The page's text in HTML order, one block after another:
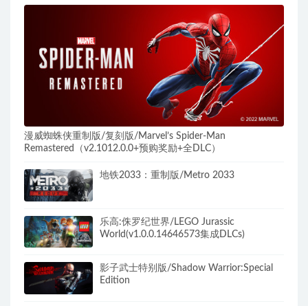
漫威蜘蛛侠重制版/复刻版/Marvel’s Spider-Man
Remastered（v2.1012.0.0+预购奖励+全DLC）
地铁2033：重制版/Metro 2033
乐高:侏罗纪世界/LEGO Jurassic
World(v1.0.0.14646573集成DLCs)
影子武士特别版/Shadow Warrior:Special
Edition